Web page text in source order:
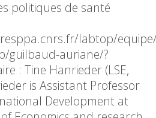
politiques de santé
labtop/
guilbaud-auriane/?
: Tine Hanrieder (LSE,
is Assistant Professor
Development at